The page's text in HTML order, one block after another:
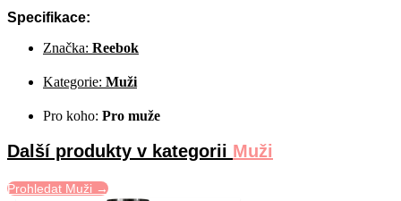
Specifikace:
Značka: Reebok
Kategorie: Muži
Pro koho: Pro muže
Další produkty v kategorii Muži
Prohledat Muži →